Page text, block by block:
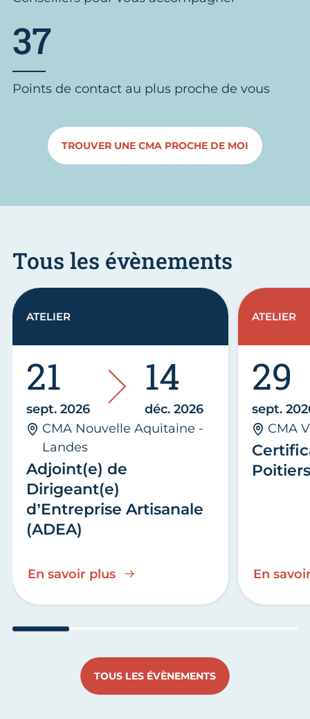
37
Points de contact au plus proche de vous
TROUVER UNE CMA PROCHE DE MOI
Tous les évènements
Adjoint(e) de
Dirigeant(e)
d’Entreprise Artisanale
(ADEA)
21
sept. 2026
14
déc. 2026
CMA Nouvelle Aquitaine -
Landes
En savoir plus
ATELIER
Poitiers
29
sept.
CMA
En
ATELIER
TOUS LES ÉVÈNEMENTS